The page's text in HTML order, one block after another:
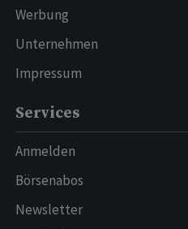
Werbung
Unternehmen
Impressum
Services
Anmelden
Börsenabos
Newsletter